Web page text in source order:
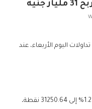
اليوم الأربعاء، عند
ارتفع مؤشر البورصة (إيجي إكس 30) بنسبة 1.23% إلى 31250.64 نقطة،